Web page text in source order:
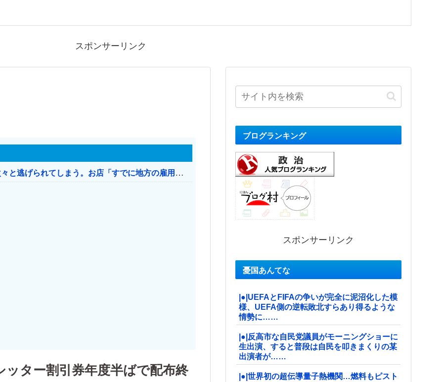
スポンサーリンク
日本のお店、時給1500円でもミャンマー人に次々と逃げられてしまう。お店「すでに地方の雇用は崩壊」
ター割引券年度半ばで配布終
ブログランキング
スポンサーリンク
憂国あんてな
|●|UEFAとFIFAの争いが完全に泥沼化した模
様、UEFA側の逆転敗北すらあり得るような
情勢に……
|●|反高市な自民党議員がモーニングショーに
生出演、すると普段は自民を叩きまくりの某
出演者が……
|●|世界初の超伝導量子熱機関…燃料もピスト